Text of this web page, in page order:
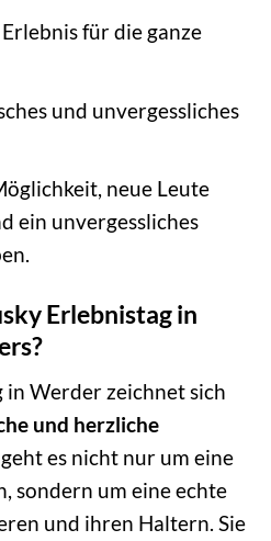
für die ganze
und unvergessliches
neue Leute
ein unvergessliches
Erlebnistag in
Werder zeichnet sich
und herzliche
es nicht nur um eine
sondern um eine echte
und ihren Haltern. Sie